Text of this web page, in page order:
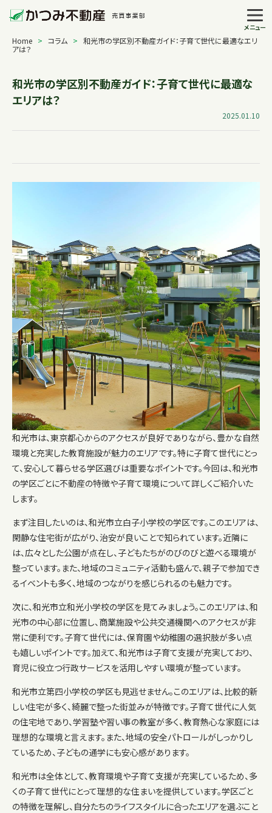
メニュー
Home > コラム > 和光市の学区別不動産ガイド：子育て世代に最適なエリ
アは？
和光市の学区別不動産ガイド：子育て世代に最適な
エリアは？
2025.01.10
和光市は、東京都心からのアクセスが良好でありながら、豊かな自然
環境と充実した教育施設が魅力のエリアです。特に子育て世代にとっ
て、安心して暮らせる学区選びは重要なポイントです。今回は、和光市
の学区ごとに不動産の特徴や子育て環境について詳しくご紹介いた
します。
まず注目したいのは、和光市立白子小学校の学区です。このエリアは、
閑静な住宅街が広がり、治安が良いことで知られています。近隣に
は、広々とした公園が点在し、子どもたちがのびのびと遊べる環境が
整っています。また、地域のコミュニティ活動も盛んで、親子で参加でき
るイベントも多く、地域のつながりを感じられるのも魅力です。
次に、和光市立和光小学校の学区を見てみましょう。このエリアは、和
光市の中心部に位置し、商業施設や公共交通機関へのアクセスが非
常に便利です。子育て世代には、保育園や幼稚園の選択肢が多い点
も嬉しいポイントです。加えて、和光市は子育て支援が充実しており、
育児に役立つ行政サービスを活用しやすい環境が整っています。
和光市立第四小学校の学区も見逃せません。このエリアは、比較的新
しい住宅が多く、綺麗で整った街並みが特徴です。子育て世代に人気
の住宅地であり、学習塾や習い事の教室が多く、教育熱心な家庭には
理想的な環境と言えます。また、地域の安全パトロールがしっかりし
ているため、子どもの通学にも安心感があります。
和光市は全体として、教育環境や子育て支援が充実しているため、多
くの子育て世代にとって理想的な住まいを提供しています。学区ごと
の特徴を理解し、自分たちのライフスタイルに合ったエリアを選ぶこと